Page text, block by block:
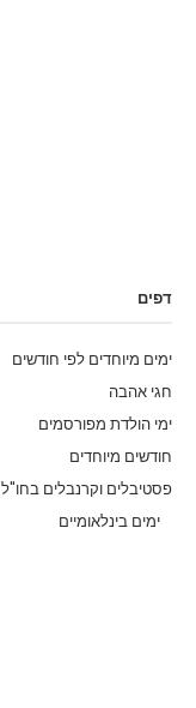
דפים
ימים מיוחדים לפי חודשים
חגי אהבה
ימי הולדת מפורסמים
חודשים מיוחדים
פסטיבלים וקרנבלים בחו"ל
ימים בינלאומיים